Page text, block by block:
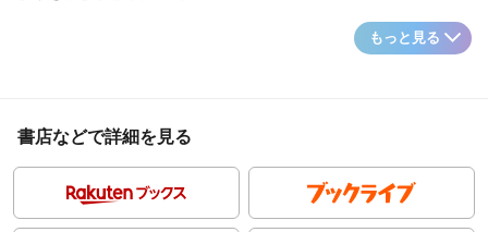
もっと見る
書店などで詳細を見る